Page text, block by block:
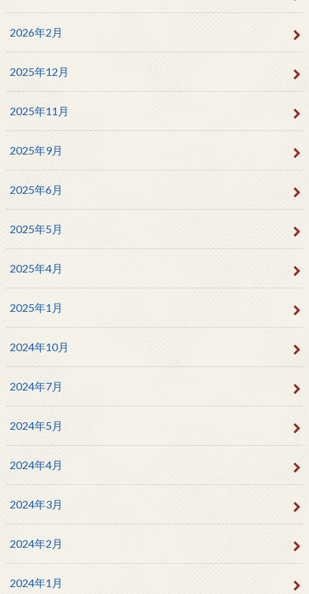
2026年2月
2025年12月
2025年11月
2025年9月
2025年6月
2025年5月
2025年4月
2025年1月
2024年10月
2024年7月
2024年5月
2024年4月
2024年3月
2024年2月
2024年1月